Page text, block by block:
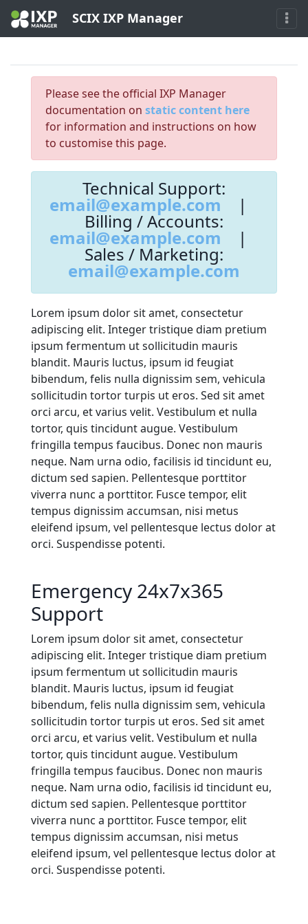
SCIX IXP Manager
Please see the official IXP Manager
documentation on static content here
for information and instructions on how
to customise this page.
Technical Support:
email@example.com |
Billing / Accounts:
email@example.com |
Sales / Marketing:
email@example.com
Lorem ipsum dolor sit amet, consectetur
adipiscing elit. Integer tristique diam pretium
ipsum fermentum ut sollicitudin mauris
blandit. Mauris luctus, ipsum id feugiat
bibendum, felis nulla dignissim sem, vehicula
sollicitudin tortor turpis ut eros. Sed sit amet
orci arcu, et varius velit. Vestibulum et nulla
tortor, quis tincidunt augue. Vestibulum
fringilla tempus faucibus. Donec non mauris
neque. Nam urna odio, facilisis id tincidunt eu,
dictum sed sapien. Pellentesque porttitor
viverra nunc a porttitor. Fusce tempor, elit
tempus dignissim accumsan, nisi metus
eleifend ipsum, vel pellentesque lectus dolor at
orci. Suspendisse potenti.
Emergency 24x7x365
Support
Lorem ipsum dolor sit amet, consectetur
adipiscing elit. Integer tristique diam pretium
ipsum fermentum ut sollicitudin mauris
blandit. Mauris luctus, ipsum id feugiat
bibendum, felis nulla dignissim sem, vehicula
sollicitudin tortor turpis ut eros. Sed sit amet
orci arcu, et varius velit. Vestibulum et nulla
tortor, quis tincidunt augue. Vestibulum
fringilla tempus faucibus. Donec non mauris
neque. Nam urna odio, facilisis id tincidunt eu,
dictum sed sapien. Pellentesque porttitor
viverra nunc a porttitor. Fusce tempor, elit
tempus dignissim accumsan, nisi metus
eleifend ipsum, vel pellentesque lectus dolor at
orci. Suspendisse potenti.